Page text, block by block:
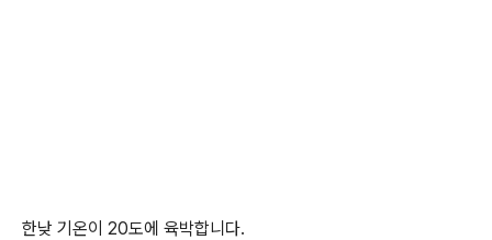
한낮 기온이 20도에 육박합니다.